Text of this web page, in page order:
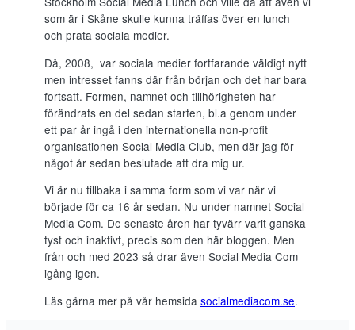
som är i Skåne skulle kunna träffas över en lunch
och prata sociala medier.
Då, 2008, var sociala medier fortfarande väldigt nytt
men intresset fanns där från början och det har bara
fortsatt. Formen, namnet och tillhörigheten har
förändrats en del sedan starten, bl.a genom under
ett par år ingå i den internationella non-profit
organisationen Social Media Club, men där jag för
något år sedan beslutade att dra mig ur.
Vi är nu tillbaka i samma form som vi var när vi
började för ca 16 år sedan. Nu under namnet Social
Media Com. De senaste åren har tyvärr varit ganska
tyst och inaktivt, precis som den här bloggen. Men
från och med 2023 så drar även Social Media Com
igång igen.
Läs gärna mer på vår hemsida socialmediacom.se.